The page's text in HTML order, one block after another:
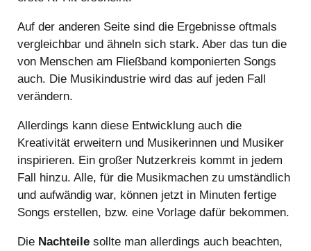
Auf der anderen Seite sind die Ergebnisse oftmals
vergleichbar und ähneln sich stark. Aber das tun die
von Menschen am Fließband komponierten Songs
auch. Die Musikindustrie wird das auf jeden Fall
verändern.
Allerdings kann diese Entwicklung auch die
Kreativität erweitern und Musikerinnen und Musiker
inspirieren. Ein großer Nutzerkreis kommt in jedem
Fall hinzu. Alle, für die Musikmachen zu umständlich
und aufwändig war, können jetzt in Minuten fertige
Songs erstellen, bzw. eine Vorlage dafür bekommen.
Die Nachteile sollte man allerdings auch beachten,